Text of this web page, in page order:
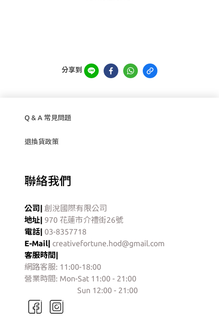
分享到
Q & A 常見問題
退換貨政策
聯絡我們
公司| 創涗國際有限公司
地址| 970 花蓮市介禮街26號
電話| 03-8357718
E-Mail| creativefortune.hod@gmail.com
客服時間|
網路客服: 11:00-18:00
營業時間: Mon-Sat 11:00 - 21:00
Sun 12:00 - 21:00